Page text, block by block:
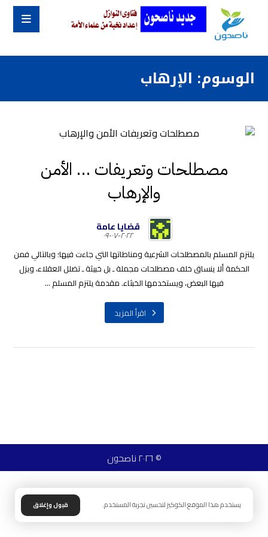
الوسوم: الإرهاب
مصطلحات وتعريفات … الأمن
والإرهاب
قضايا عامة
٢٠٢٢-٠٧-٠٩
يلتزم المسلم بالمصطلحات الشرعية ومناطاتها التي جاءت فيها؛ وبالتالي فمن
الحكمة ألا ينساق خلف مصطلحات مجملة ـ بل خبيثة ـ تضلل العقلاء، ويزل
فيها البعض، ويستخدمها الخبثاء. مقدمة يلتزم المسلم ...
اقرأ المزيد
© ٢٠٢٦ ناصحون
يستخدم هذا الموقع الكوكيز لتحسين تجربة المستخدم. قبول وإغلاق